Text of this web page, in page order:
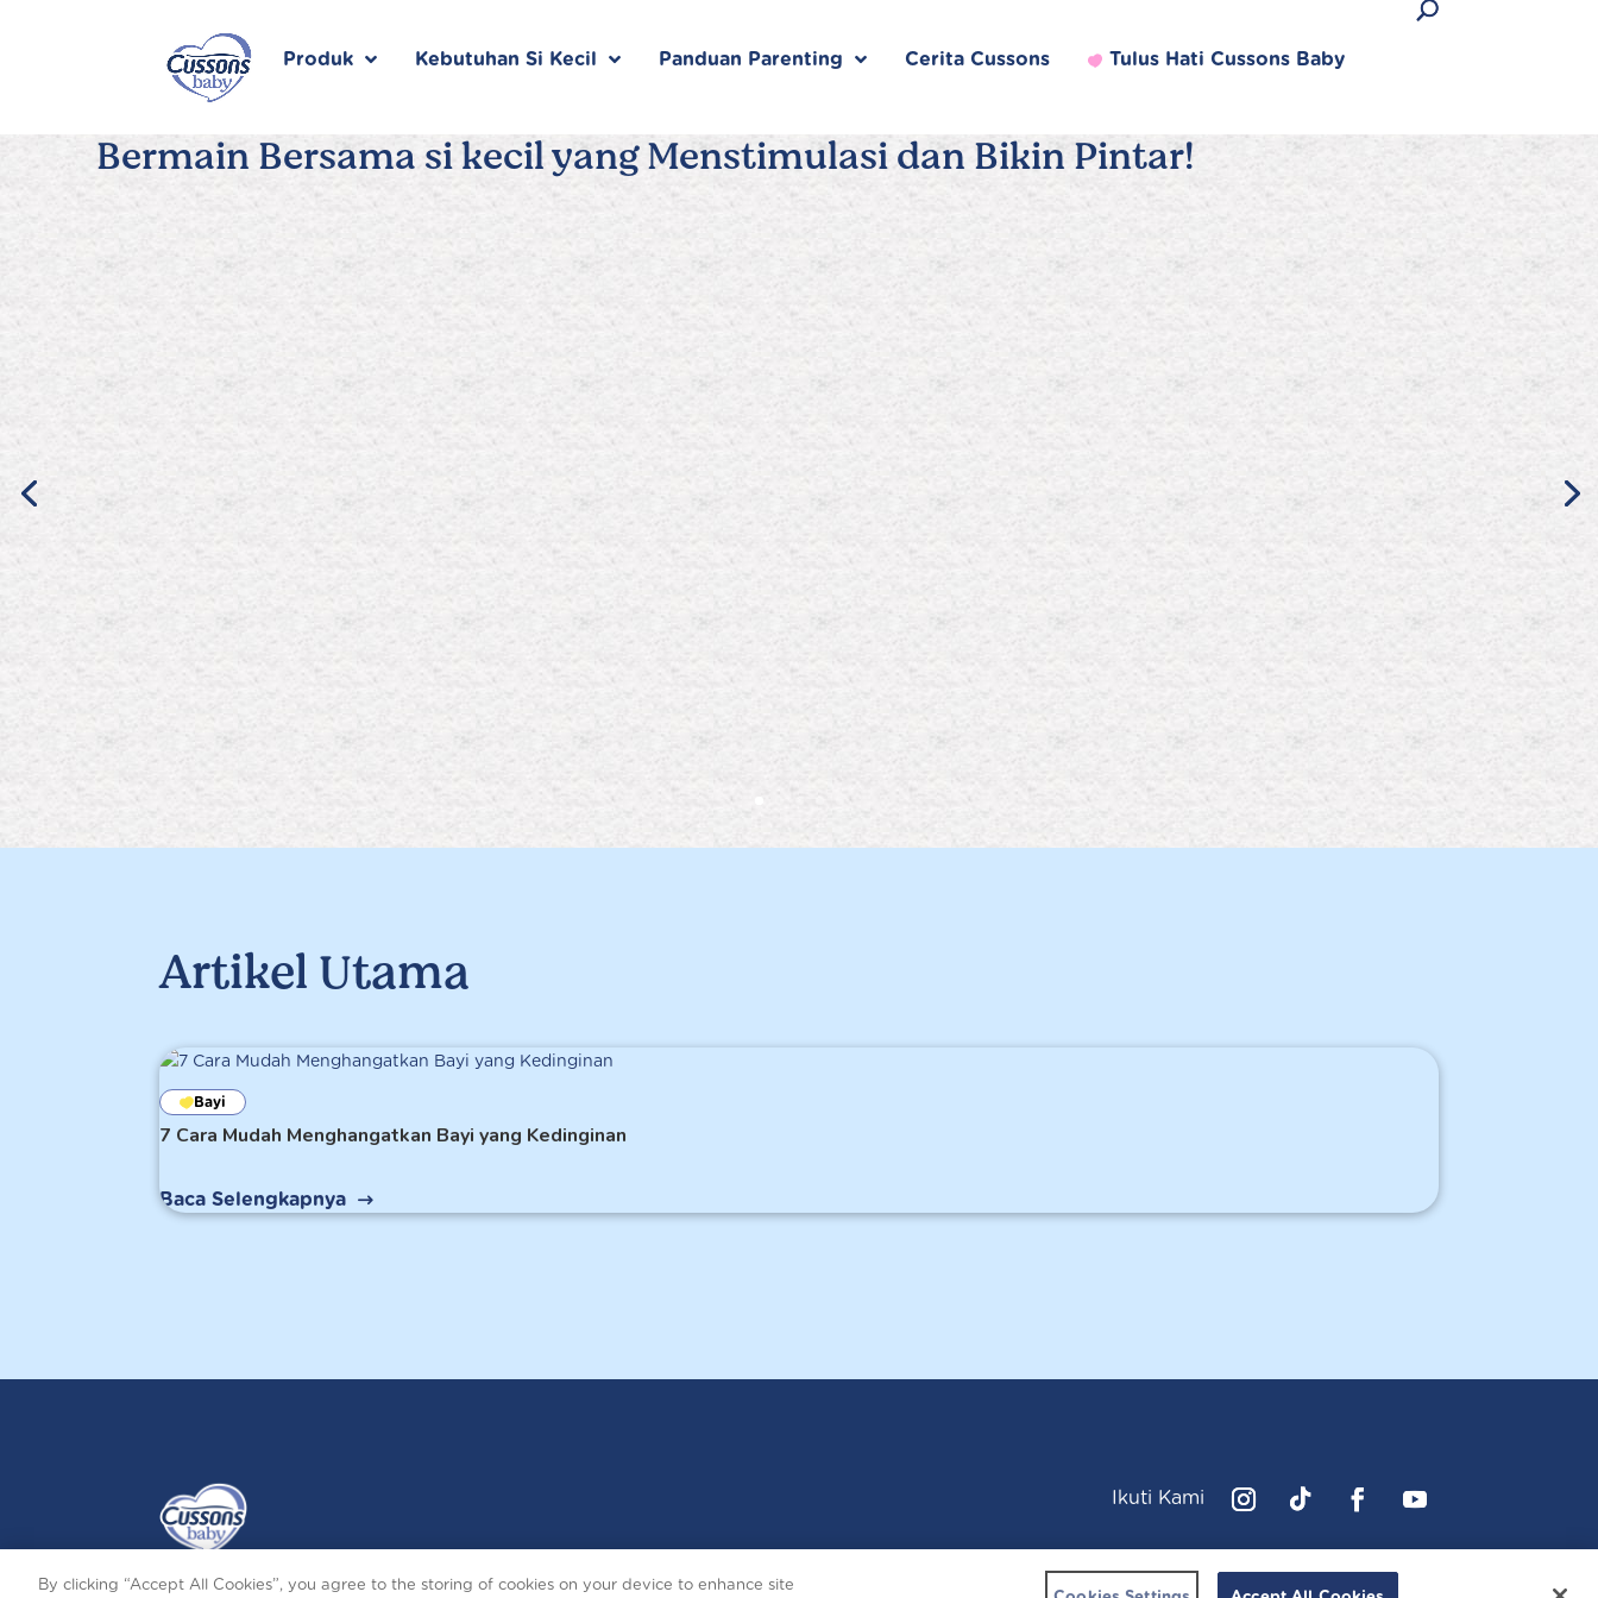
Produk
Produk Terlaris
Kebutuhan Si Kecil Panduan Parenting Cerita Cussons Tulus Hati Cussons Baby
Bermain Bersama si kecil yang Menstimulasi dan Bikin Pintar!
Artikel Utama
7 Cara Mudah Menghangatkan Bayi yang Kedinginan
Bayi
Baca Selengkapnya
Ikuti Kami
Terms and Conditions Privacy and Cookies Contact Us
Copyright © 2026 cussonsbaby.co.id. All right reserved.
By clicking “Accept All Cookies”, you agree to the storing of cookies on your device to enhance site